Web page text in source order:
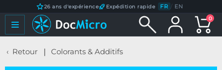
26 ans d'expérience Expédition rapide FR / EN
0
Retour Colorants & Additifs